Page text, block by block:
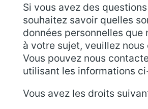
Si vous avez des
souhaitez savoir quelles
données personnelles que
à votre sujet, veuillez nous
Vous pouvez nous
utilisant les informations
Vous avez les droits